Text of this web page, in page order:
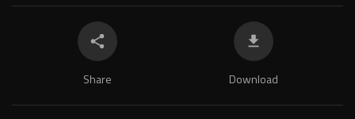
Share Download